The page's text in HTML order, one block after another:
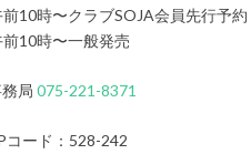
10時〜クラブSOJA会員先行予約
10時〜一般発売
局 075-221-8371
コード：528-242